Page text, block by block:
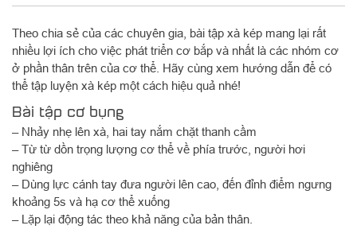
Theo chia sẻ của các chuyên gia, bài tập xà kép mang lại rất
nhiều lợi ích cho việc phát triển cơ bắp và nhất là các nhóm cơ
ở phần thân trên của cơ thể. Hãy cùng xem hướng dẫn để có
thể tập luyện xà kép một cách hiệu quả nhé!
Bài tập cơ bụng
– Nhảy nhẹ lên xà, hai tay nắm chặt thanh cầm
– Từ từ dồn trọng lượng cơ thể về phía trước, người hơi
nghiêng
– Dùng lực cánh tay đưa người lên cao, đến đỉnh điểm ngưng
khoảng 5s và hạ cơ thể xuống
– Lặp lại động tác theo khả năng của bản thân.